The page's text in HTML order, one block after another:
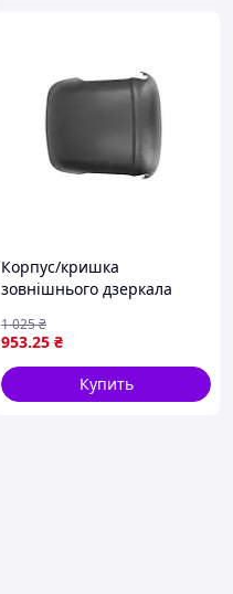
Корпус/кришка
зовнішнього дзеркала
(210x240) VOLVO FH II,
FH12, FH16 09.01- COVIND
3FH/508
953.25 ₴
1 025₴
Купить